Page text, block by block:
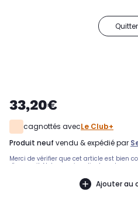
33,20€
cagnottés avecLe Club+
produit neuf vendu & expédié par
Merci de vérifier que cet article est bien
d'appareil. Notre service client peut vous
858645111010, WSE5531 A+XL - 858645111010
Ajouter au